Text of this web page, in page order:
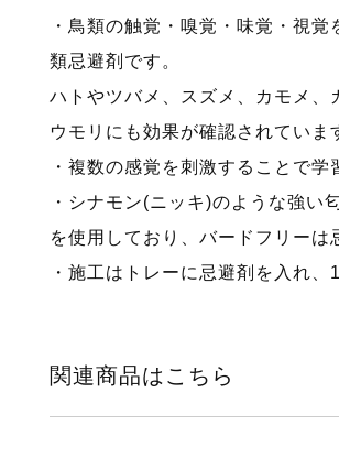
・鳥類の触覚・嗅覚・味覚・視
類忌避剤です。
ハトやツバメ、スズメ、カモメ、
ウモリにも効果が確認されていま
・複数の感覚を刺激することで学
・シナモン(ニッキ)のような強い
を使用しており、バードフリーは
・施工はトレーに忌避剤を入れ
関連商品はこちら